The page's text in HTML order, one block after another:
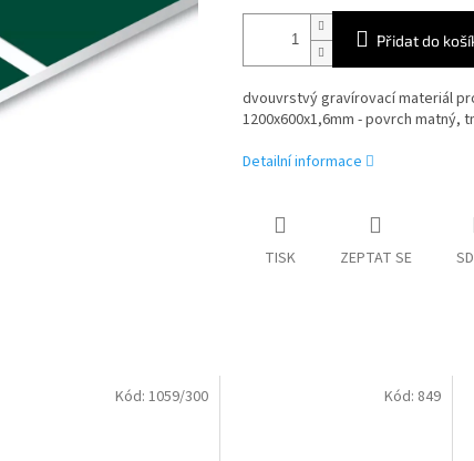
Přidat do
dvouvrstvý gravírovací materiál
1200x600x1,6mm - povrch matný,
Detailní informace
TISK ZEPTAT SE
Kód: 1059/300 Kód: 849